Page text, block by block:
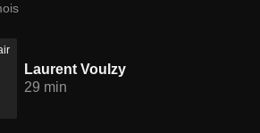
Laurent Voulzy
29 min